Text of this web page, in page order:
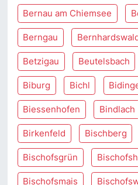
Bernau am Chiemsee
Berngau
Betzigau Beutelsbach
Biburg Bichl
Biessenhofen Bindlach
Birkenfeld Bischberg
Bischofsgrün
Bischofsmais